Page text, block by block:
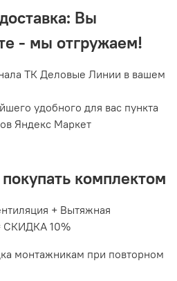
Вы
- мы отгружаем!
ТК Деловые Линии в вашем
удобного для вас пункта
Яндекс Маркет
комплектом
+ Вытяжная
СКИДКА 10%
монтажникам при повторном